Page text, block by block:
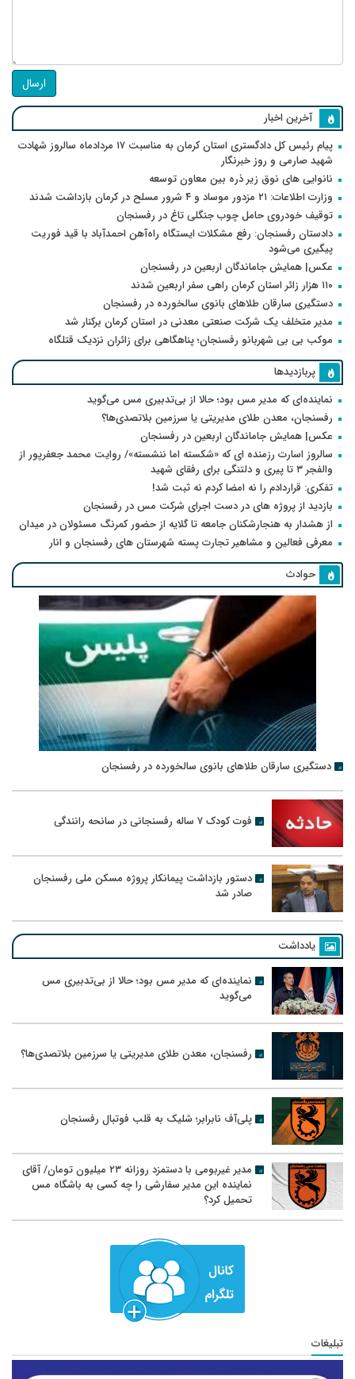
ارسال
آخرین اخبار
پیام رئیس کل دادگستری استان کرمان به مناسبت ۱۷ مردادماه سالروز شهادت
شهید صارمی و روز خبرنگار
نانوایی های نوق زیر ذره بین معاون توسعه
وزارت اطلاعات: ۲۱ مزدور موساد و ۴ شرور مسلح در کرمان بازداشت شدند
توقیف خودروی حامل چوب جنگلی تاغ در رفسنجان
دادستان رفسنجان: رفع مشکلات ایستگاه راه‌آهن احمدآباد با قید فوریت
پیگیری می‌شود
عکس| همایش جاماندگان اربعین در رفسنجان
۱۱۰ هزار زائر استان کرمان راهی سفر اربعین شدند
دستگیری سارقان طلاهای بانوی سالخورده در رفسنجان
مدیر متخلف یک شرکت صنعتی معدنی در استان کرمان برکنار شد
موکب بی بی شهربانو رفسنجان؛ پناهگاهی برای زائران نزدیک قتلگاه
پربازدیدها
نماینده‌ای که مدیر مس بود؛ حالا از بی‌تدبیری مس می‌گوید
رفسنجان، معدن طلای مدیریتی یا سرزمین بلاتصدی‌ها؟
عکس| همایش جاماندگان اربعین در رفسنجان
سالروز اسارت رزمنده ای که «شکسته اما ننشسته»/ روایت محمد جعفرپور از
والفجر ۳ تا پیری و دلتنگی برای رفقای شهید
تفکری: قراردادم را نه امضا کردم نه ثبت شد!
بازدید از پروژه های در دست اجرای شرکت مس در رفسنجان
از هشدار به هنجارشکنان جامعه تا گلایه از حضور کمرنگ مسئولان در میدان
معرفی فعالین و مشاهیر تجارت پسته شهرستان های رفسنجان و انار
حوادث
دستگیری سارقان طلاهای بانوی سالخورده در رفسنجان
فوت کودک ۷ ساله رفسنجانی در سانحه رانندگی
دستور بازداشت پیمانکار پروژه مسکن ملی رفسنجان
صادر شد
یادداشت
نماینده‌ای که مدیر مس بود؛ حالا از بی‌تدبیری مس
می‌گوید
رفسنجان، معدن طلای مدیریتی یا سرزمین بلاتصدی‌ها؟
پلی‌آف نابرابر؛ شلیک به قلب فوتبال رفسنجان
مدیر غیربومی با دستمزد روزانه ۲۳ میلیون تومان/ آقای
نماینده این مدیر سفارشی را چه کسی به باشگاه مس
تحمیل کرد؟
تبلیغات